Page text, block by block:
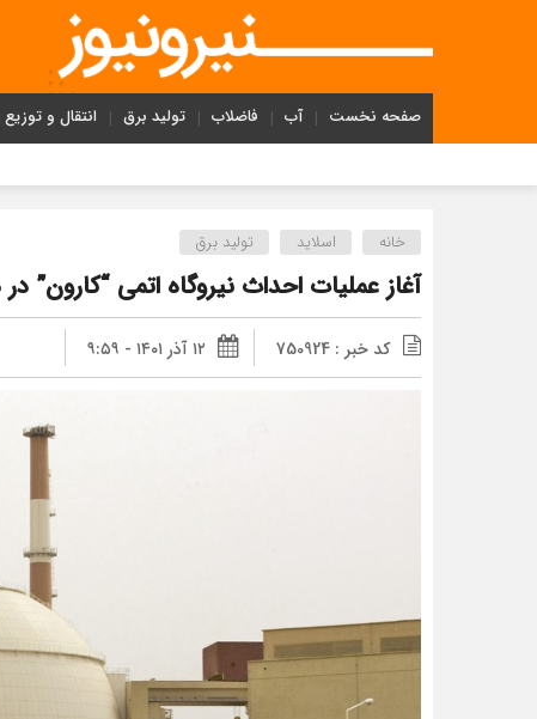
صفحه نخست آب فاضلاب تولید برق انتقال و توزیع
خانه اسلاید تولید برق
آغاز عملیات احداث نیروگاه اتمی “کارون”
کد خبر : 750924 ۱۲ آذر ۱۴۰۱ - ۹:۵۹